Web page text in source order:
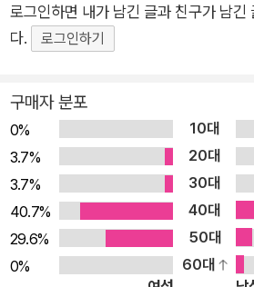
왜 중요한지를 풀어냈다. 또한 자신의 삶
잡이가 됐던 문학 작품을 예로 들며 청소
다. 이 책은 시와 소설뿐 아니라 희곡, 수
루며 문학 전체를 조망한다. 1장에서는
교에서 배우는 문학은 재미없게 느껴지
게 문학이 왜 필요한지를 살펴본다. 2장
희곡·수필·평론 등 갈래별로 문학의 특
고, 마지막 5장에서는 인공지능 시대에
께 생각해본다. 상상력을 길러주는 시,
설, 사색의 공간이 되어주는 수필, 지적
로그인하면 내가 남긴 글과 친구가 남긴
다.
로그인하기
구매자 분포
0% 10대
3.7%
20대
3.7%
30대
40.7%
40대
29.6%
50대
0%
60대